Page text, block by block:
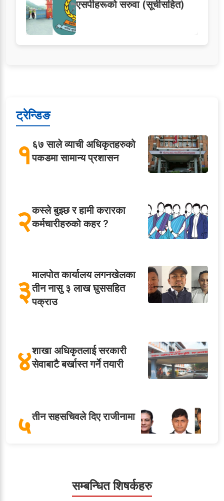
एसपीहरूको सरुवा (सूचीसहित)
ट्रेन्डिङ
१६७ साले व्याची अधिकृतहरुको
पकडमा सामान्य प्रशासन
२कस्ले बुझ्छ र हामी करारका
कर्मचारीहरुको कहर ?
३मालपोत कार्यालय लगनखेलका
तीन नासु ३ लाख घुससहित
पक्राउ
४शाखा अधिकृतलाई सरकारी
सेवाबाटै बर्खास्त गर्ने तयारी
५तीन सहसचिवले दिए राजीनामा
सहसचिवमा प्रथम भएका
विजयकुमार शर्माको लोकसेवा
सम्बन्धित शिषर्कहरु